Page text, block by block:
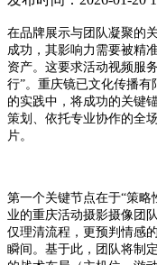
在品牌展示与团队凝聚的
成功，其影响力需要被精
资产。这要求活动视频服
行”。重庆镜已文化传播
的实践中，将成功的关键
策划、依托专业协作的全
片。
第一个关键节点在于“策略
业的重庆活动摄影摄像团
仅理清流程，更预判情感
瞬间。基于此，团队将制